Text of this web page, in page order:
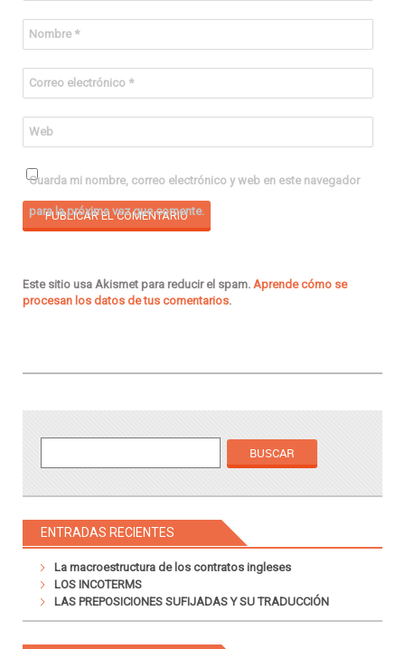
Nombre *
Correo electrónico *
Web
Guarda mi nombre, correo electrónico y web en este navegador
para la próxima vez que comente.
Este sitio usa Akismet para reducir el spam. Aprende cómo se
procesan los datos de tus comentarios.
ENTRADAS RECIENTES
La macroestructura de los contratos ingleses
LOS INCOTERMS
LAS PREPOSICIONES SUFIJADAS Y SU TRADUCCIÓN